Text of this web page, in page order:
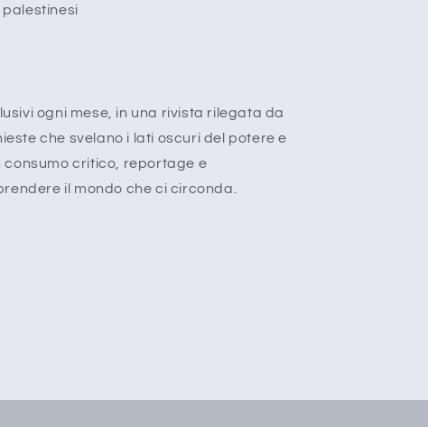
ogni mese, in una rivista rilegata da
che svelano i lati oscuri del potere e
consumo critico, reportage e
il mondo che ci circonda.